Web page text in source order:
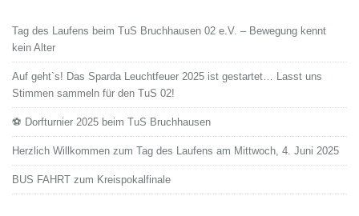
Tag des Laufens beim TuS Bruchhausen 02 e.V. – Bewegung kennt
kein Alter
Auf geht`s! Das Sparda Leuchtfeuer 2025 ist gestartet… Lasst uns
Stimmen sammeln für den TuS 02!
⚽ Dorfturnier 2025 beim TuS Bruchhausen
Herzlich Willkommen zum Tag des Laufens am Mittwoch, 4. Juni 2025
BUS FAHRT zum Kreispokalfinale